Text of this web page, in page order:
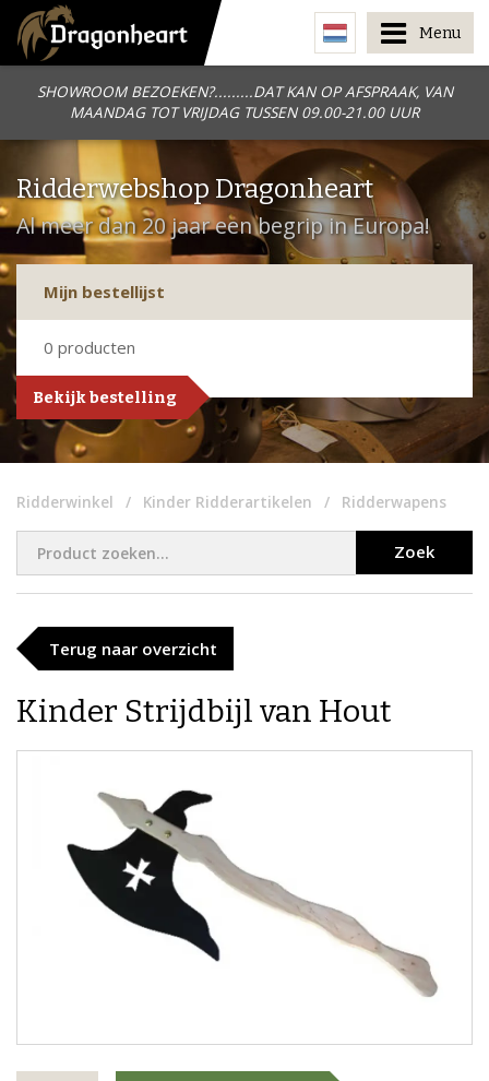
SHOWROOM BEZOEKEN?.........DAT KAN OP AFSPRAAK, VAN
MAANDAG TOT VRIJDAG TUSSEN 09.00-21.00 UUR
Menu
Ridderwebshop Dragonheart
Al meer dan 20 jaar een begrip in Europa!
Mijn bestellijst
0 producten
Bekijk bestelling
Ridderwinkel Kinder Ridderartikelen Ridderwapens
Zoek
Terug naar overzicht
Kinder Strijdbijl van Hout